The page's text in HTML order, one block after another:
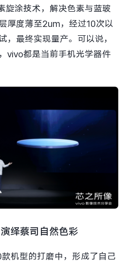
旋涂技术，解决色素与蓝玻
厚度薄至2um，经过10次以
，最终实现量产。可以说，
vivo都是当前手机光学器件
绎蔡司自然色彩
机型的打磨中，形成了自己